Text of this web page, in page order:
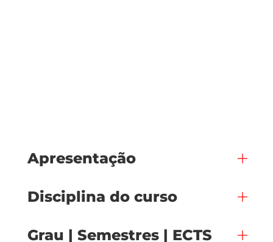
Apresentação
Disciplina do curso
Grau | Semestres | ECTS